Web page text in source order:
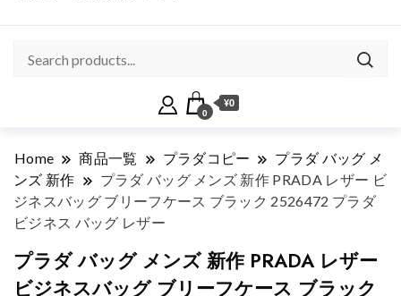
0
¥0
Home 商品一覧 プラダコピー
プラダ バッグ メ
ンズ 新作
プラダ バッグ メンズ 新作 PRADA レザー ビ
ジネスバッグ ブリーフケース ブラック 2526472 プラダ
ビジネス バッグ レザー
プラダ バッグ メンズ 新作 PRADA レザー
ビジネスバッグ ブリーフケース ブラック